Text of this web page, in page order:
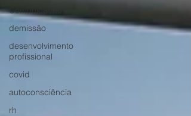
Comunicação
demissão
desenvolvimento
profissional
covid
autoconsciência
rh